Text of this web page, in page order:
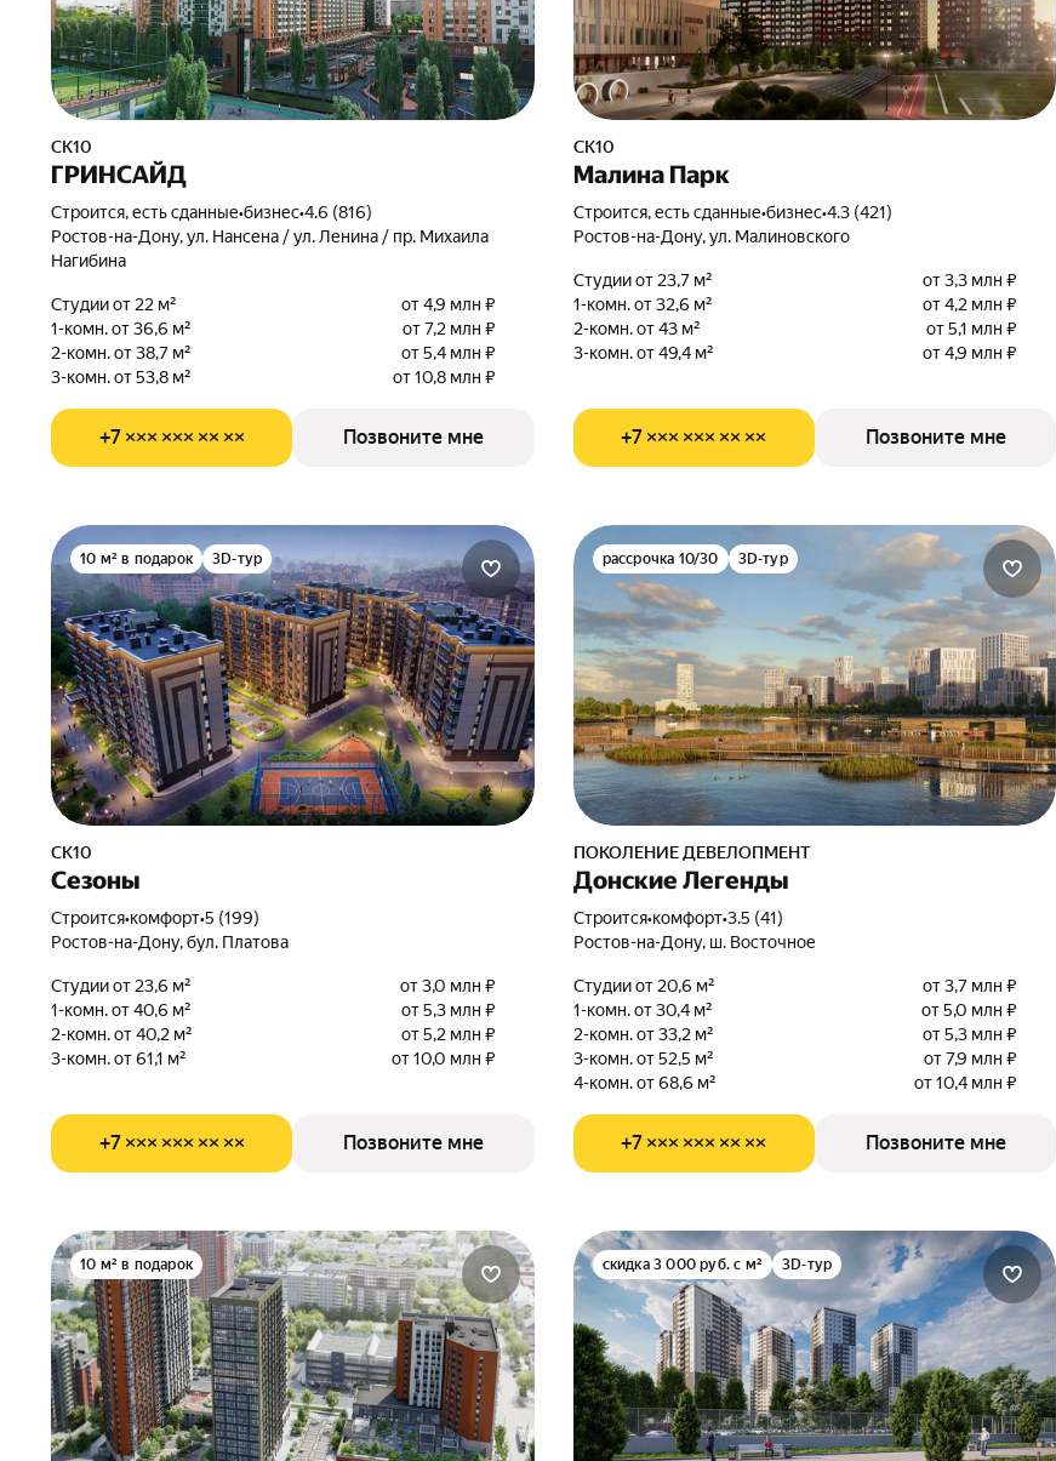
СК10
ГРИНСАЙД
Строится, есть сданные•бизнес•4.6 (816)
Ростов-на-Дону, ул. Нансена / ул. Ленина / пр. Михаила
Нагибина
Студии от 22 м²
от 4,9 млн ₽
1-комн. от 36,6 м²
от 7,2 млн ₽
2-комн. от 38,7 м²
от 5,4 млн ₽
3-комн. от 53,8 м²
от 10,8 млн ₽
+7 ××× ××× ×× ×× Позвоните мне
СК10
Малина Парк
Строится, есть сданные•бизнес•4.3 (421)
Ростов-на-Дону, ул. Малиновского
Студии от 23,7 м²
от 3,3 млн ₽
1-комн. от 32,6 м²
от 4,2 млн ₽
2-комн. от 43 м²
от 5,1 млн ₽
3-комн. от 49,4 м²
от 4,9 млн ₽
+7 ××× ××× ×× ×× Позвоните мне
10 м² в подарок 3D-тур
СК10
Сезоны
Строится•комфорт•5 (199)
Ростов-на-Дону, бул. Платова
Студии от 23,6 м²
от 3,0 млн ₽
1-комн. от 40,6 м²
от 5,3 млн ₽
2-комн. от 40,2 м²
от 5,2 млн ₽
3-комн. от 61,1 м²
от 10,0 млн ₽
+7 ××× ××× ×× ×× Позвоните мне
рассрочка 10/30 3D-тур
ПОКОЛЕНИЕ ДЕВЕЛОПМЕНТ
Донские Легенды
Строится•комфорт•3.5 (41)
Ростов-на-Дону, ш. Восточное
Студии от 20,6 м²
от 3,7 млн ₽
1-комн. от 30,4 м²
от 5,0 млн ₽
2-комн. от 33,2 м²
от 5,3 млн ₽
3-комн. от 52,5 м²
от 7,9 млн ₽
4-комн. от 68,6 м²
от 10,4 млн ₽
+7 ××× ××× ×× ×× Позвоните мне
10 м² в подарок скидка 3 000 руб. с м² 3D-тур